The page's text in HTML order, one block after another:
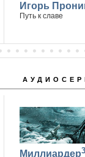
Игорь
Путь к славе
Миллиардер3